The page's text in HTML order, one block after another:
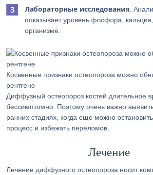
Лабораторные исследования .
показывает уровень фосфора,
организме.
Косвенные признаки остеопороза можно
рентгене
Диффузный остеопороз костей длительное
бессимптомно. Поэтому очень важно
ранних стадиях, когда еще можно
процесс и избежать переломов.
Лечение
Лечение диффузного остеопороза носит